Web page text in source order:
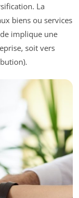
La
biens ou services
implique une
soit vers